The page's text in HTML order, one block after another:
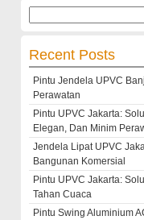
Recent Posts
Pintu Jendela UPVC
Perawatan
Pintu UPVC Jakarta:
Elegan, Dan Minim
Jendela Lipat UPVC
Bangunan Komersial
Pintu UPVC Jakarta:
Tahan Cuaca
Pintu Swing Aluminium